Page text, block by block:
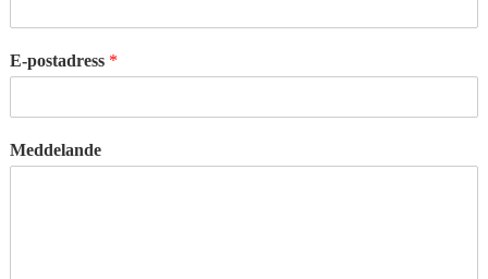
E-postadress *
Meddelande